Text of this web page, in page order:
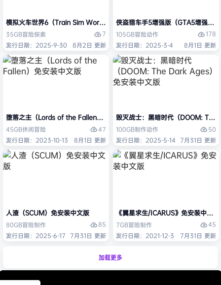
模拟火车世界6（Train Sim World 6）免安装中文版
35GB冒险探索
7
发行日期：2025-9-30
8月2日 更新
侠盗猎车手5增强版（GTA5增强版
105GB冒险动作
178
发行日期：2025-3-4
8月1日 更新
堕落之主（Lords of the Fallen）免安装中文版
45GB休闲冒险
47
发行日期：2023-10-13
8月1日 更新
毁灭战士：黑暗时代（DOOM: The
100GB制作动作
50
发行日期：2025-5-14 7月31日 更新
人渣（SCUM）免安装中文版
80GB冒险制作
85
发行日期：2025-6-17 7月31日 更新
《翼星求生/ICARUS》免安装中文版
7GB冒险制作
45
发行日期：2021-12-3
7月31日 更新
加载更多